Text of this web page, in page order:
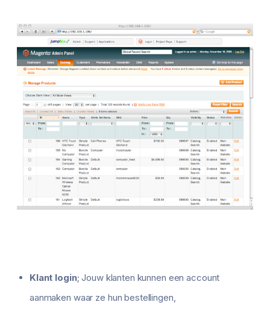
Klant login; Jouw klanten kunnen een account
aanmaken waar ze hun bestellingen,